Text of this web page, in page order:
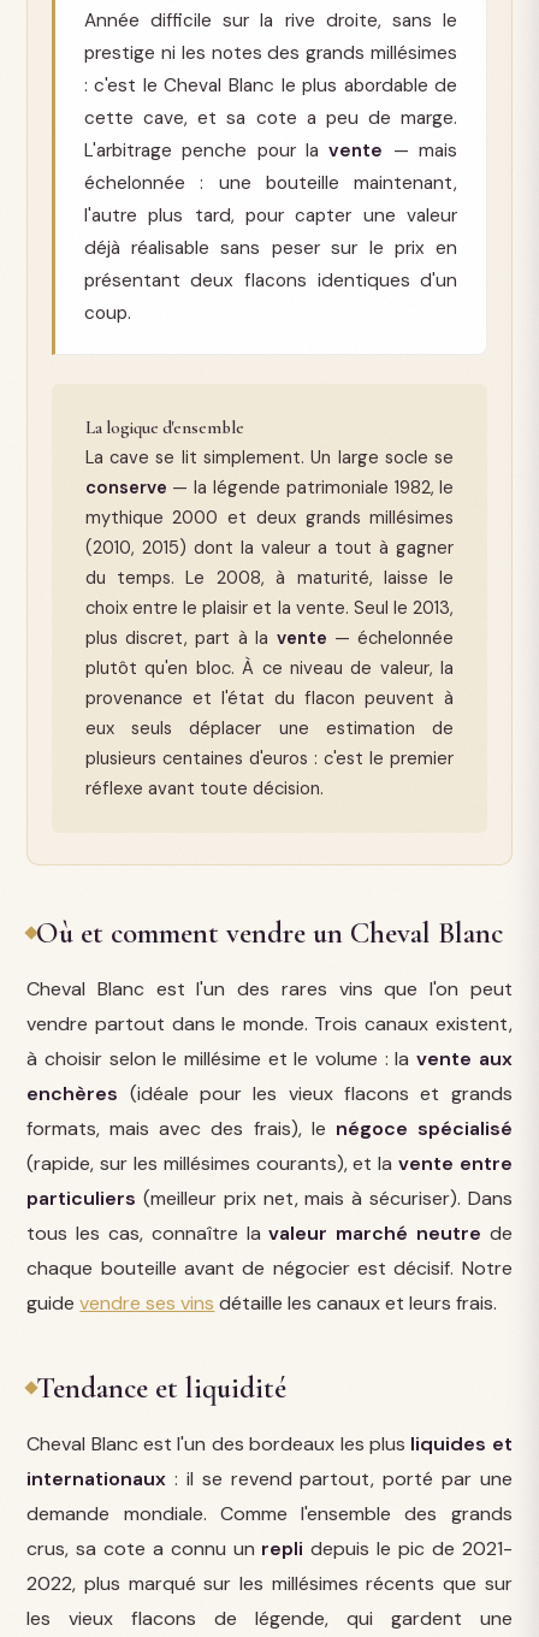
Année difficile sur la rive droite, sans le
prestige ni les notes des grands millésimes
: c'est le Cheval Blanc le plus abordable de
cette cave, et sa cote a peu de marge.
L'arbitrage penche pour lavente — mais
échelonnée : une bouteille maintenant,
l'autre plus tard, pour capter une valeur
déjà réalisable sans peser sur le prix en
présentant deux flacons identiques d'un
coup.
La logique d'ensemble
La cave se lit simplement. Un large socle se
conserve — la légende patrimoniale 1982, le
mythique 2000 et deux grands millésimes
(2010, 2015) dont la valeur a tout à gagner
du temps. Le 2008, à maturité, laisse le
choix entre le plaisir et la vente. Seul le 2013,
plus discret, part à la vente — échelonnée
plutôt qu'en bloc. À ce niveau de valeur, la
provenance et l'état du flacon peuvent à
eux seuls déplacer une estimation de
plusieurs centaines d'euros : c'est le premier
réflexe avant toute décision.
Où et comment vendre un Cheval Blanc
Cheval Blanc est l'un des rares vins que l'on peut
vendre partout dans le monde. Trois canaux existent,
à choisir selon le millésime et le volume : la vente aux
enchères (idéale pour les vieux flacons et grands
formats, mais avec des frais), le négoce spécialisé
(rapide, sur les millésimes courants), et la vente entre
particuliers (meilleur prix net, mais à sécuriser). Dans
tous les cas, connaître lavaleur marché neutre de
chaque bouteille avant de négocier est décisif. Notre
guidevendre ses vins détaille les canaux et leurs frais.
Tendance et liquidité
Cheval Blanc est l'un des bordeaux les plus liquides et
internationaux : il se revend partout, porté par une
demande mondiale. Comme l'ensemble des grands
crus, sa cote a connu un repli depuis le pic de 2021-
2022, plus marqué sur les millésimes récents que sur
les vieux flacons de légende, qui gardent une